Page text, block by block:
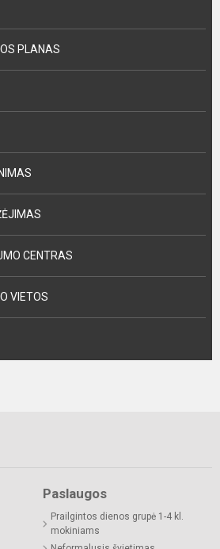
PLANAS
CENTRAS
VIETOS
Paslaugos
Prailgintos dienos grupė 1-4 kl.
mokiniams